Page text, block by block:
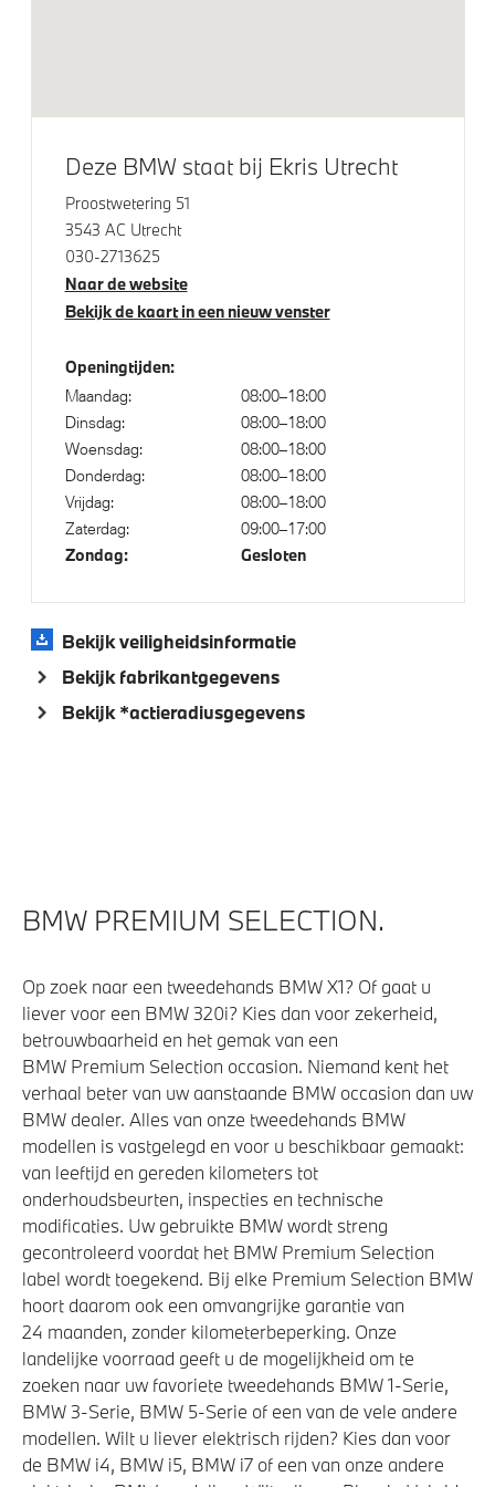
Aandrijving en onderstel
Kilometertacho
NoodLaadkabel (Mode 2)
Veiligheid
Akoestische waarschuwing voor voetgangers
Deze BMW staat bij Ekris Utrecht
Proostwetering 51
3543 AC Utrecht
030-2713625
Naar de website
Bekijk de kaart in een nieuw venster
Openingtijden:
Maandag:
08:00–18:00
Dinsdag:
08:00–18:00
Woensdag:
08:00–18:00
Donderdag:
08:00–18:00
Vrijdag:
08:00–18:00
Zaterdag:
09:00–17:00
Zondag: Gesloten
Bekijk veiligheidsinformatie
Bekijk fabrikantgegevens
Bekijk *actieradiusgegevens
BMW PREMIUM SELECTION.
Op zoek naar een tweedehands BMW X1? Of gaat u
liever voor een BMW 320i? Kies dan voor zekerheid,
betrouwbaarheid en het gemak van een
BMW Premium Selection occasion. Niemand kent het
verhaal beter van uw aanstaande BMW occasion dan uw
BMW dealer. Alles van onze tweedehands BMW
modellen is vastgelegd en voor u beschikbaar gemaakt:
van leeftijd en gereden kilometers tot
onderhoudsbeurten, inspecties en technische
modificaties. Uw gebruikte BMW wordt streng
gecontroleerd voordat het BMW Premium Selection
label wordt toegekend. Bij elke Premium Selection BMW
hoort daarom ook een omvangrijke garantie van
24 maanden, zonder kilometerbeperking. Onze
landelijke voorraad geeft u de mogelijkheid om te
zoeken naar uw favoriete tweedehands BMW 1-Serie,
BMW 3-Serie, BMW 5-Serie of een van de vele andere
modellen. Wilt u liever elektrisch rijden? Kies dan voor
de BMW i4, BMW i5, BMW i7 of een van onze andere